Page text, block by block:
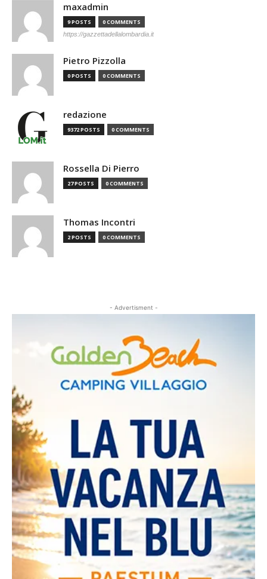
maxadmin
9 POSTS 0 COMMENTS
https://gazzettadellalombardia.it
Pietro Pizzolla
0 POSTS 0 COMMENTS
redazione
9372 POSTS 0 COMMENTS
Rossella Di Pierro
27 POSTS 0 COMMENTS
Thomas Incontri
2 POSTS 0 COMMENTS
- Advertisment -